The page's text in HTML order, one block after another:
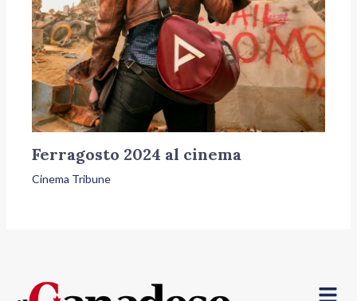
Ferragosto 2024 al cinema
Cinema Tribune
Menu